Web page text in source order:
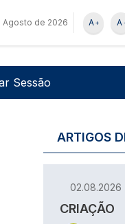
Agosto de 2026 A
+
A
de utilizador
Sessão
ARTIGOS
02.08.2026
CRIAÇÃO